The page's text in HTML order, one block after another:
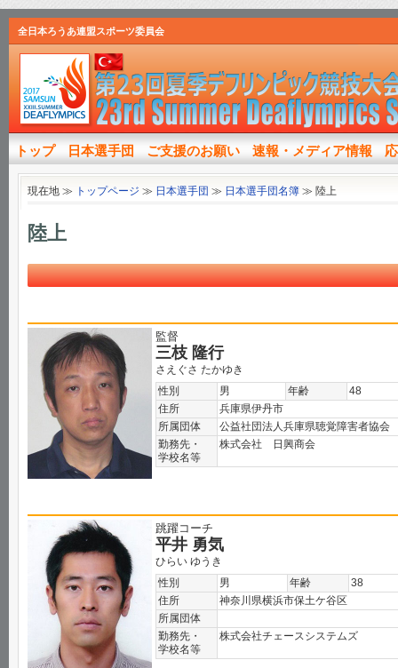
全日本ろうあ連盟スポーツ委員会
トップ 日本選手団 ご支援のお願い 速報・メディア情報
現在地 ≫ トップページ ≫ 日本選手団 ≫ 日本選手団名簿 ≫ 陸上
陸上
監督
三枝 隆行
さえぐさ たかゆき
性別
男 年齢
48
住所
兵庫県伊丹市
所属団体
公益社団法人兵庫県聴覚障害者協会
勤務先・
学校名等
株式会社 日興商会
跳躍コーチ
平井 勇気
ひらい ゆうき
性別
男 年齢
38
住所
神奈川県横浜市保土ケ谷区
所属団体
勤務先・
学校名等
株式会社チェースシステムズ